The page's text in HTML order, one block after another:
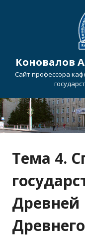
Коновалов
Сайт профессора
Тема 4.